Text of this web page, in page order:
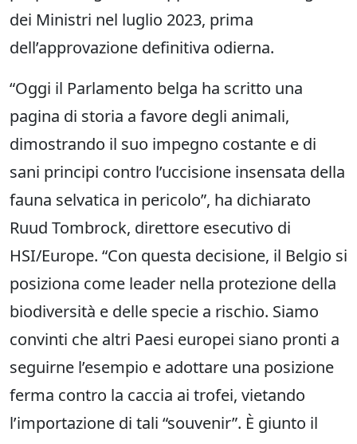
dei Ministri nel luglio 2023, prima
dell’approvazione definitiva odierna.
“Oggi il Parlamento belga ha scritto una
pagina di storia a favore degli animali,
dimostrando il suo impegno costante e di
sani principi contro l’uccisione insensata della
fauna selvatica in pericolo”, ha dichiarato
Ruud Tombrock, direttore esecutivo di
HSI/Europe. “Con questa decisione, il Belgio si
posiziona come leader nella protezione della
biodiversità e delle specie a rischio. Siamo
convinti che altri Paesi europei siano pronti a
seguirne l’esempio e adottare una posizione
ferma contro la caccia ai trofei, vietando
l’importazione di tali “souvenir”. È giunto il